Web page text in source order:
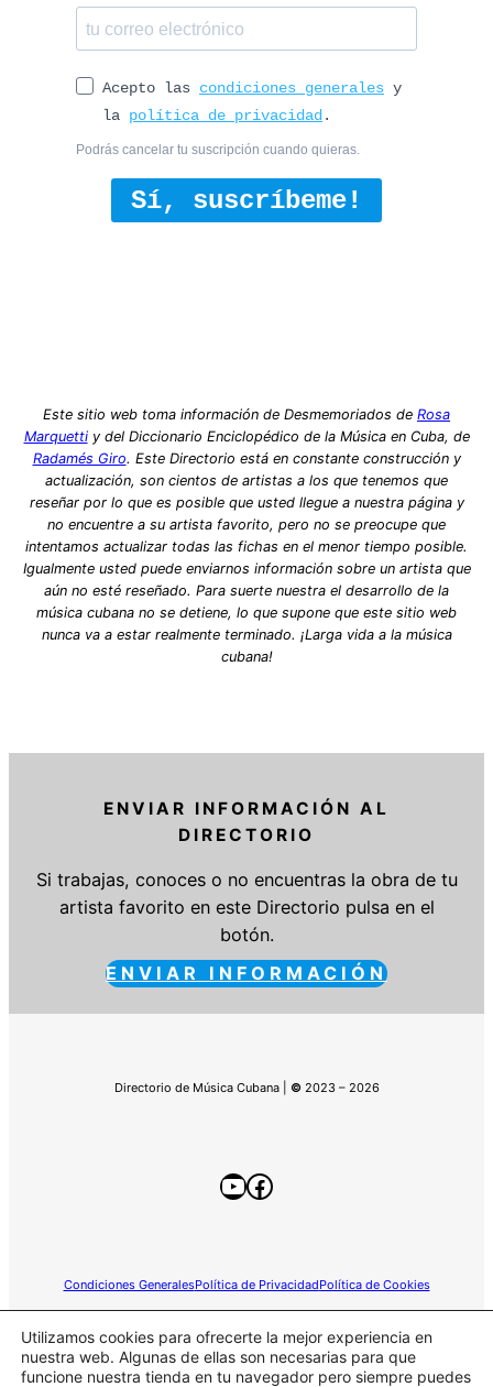
Acepto las condiciones generales y
la política de privacidad.
Podrás cancelar tu suscripción cuando quieras.
Sí, suscríbeme!
Este sitio web toma información de Desmemoriados de Rosa
Marquettiy del Diccionario Enciclopédico de la Música en Cuba, de
Radamés Giro. Este Directorio está en constante construcción y
actualización, son cientos de artistas a los que tenemos que
reseñar por lo que es posible que usted llegue a nuestra página y
no encuentre a su artista favorito, pero no se preocupe que
intentamos actualizar todas las fichas en el menor tiempo posible.
Igualmente usted puede enviarnos información sobre un artista que
aún no esté reseñado. Para suerte nuestra el desarrollo de la
música cubana no se detiene, lo que supone que este sitio web
nunca va a estar realmente terminado. ¡Larga vida a la música
cubana!
ENVIAR INFORMACIÓN AL
DIRECTORIO
Si trabajas, conoces o no encuentras la obra de tu
artista favorito en este Directorio pulsa en el
botón.
ENVIAR INFORMACIÓN
Directorio de Música Cubana | © 2023 – 2026
YouTube
Facebook
Condiciones GeneralesPolítica de PrivacidadPolítica de Cookies
Utilizamos cookies para ofrecerte la mejor experiencia en
nuestra web. Algunas de ellas son necesarias para que
funcione nuestra tienda en tu navegador pero siempre puedes